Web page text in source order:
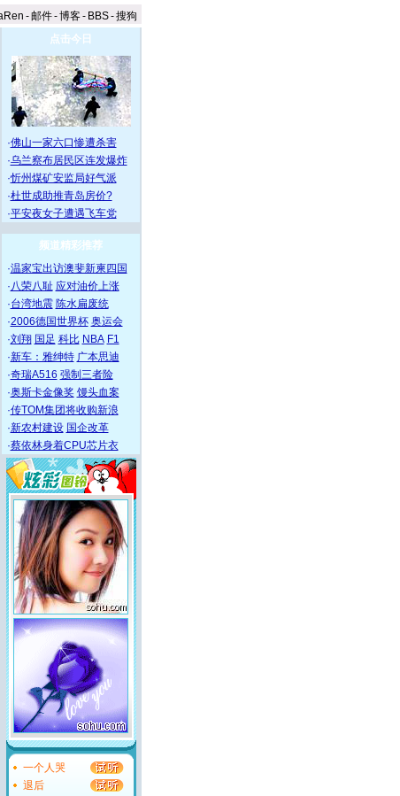
-邮件-博客- BBS-搜狗
点击今日
·佛山一家六口惨遭杀害
·乌兰察布居民区连发爆炸
·忻州煤矿安监局好气派
·杜世成助推青岛房价?
·平安夜女子遭遇飞车党
频道精彩推荐
·温家宝出访澳斐新柬四国
·八荣八耻 应对油价上涨
·台湾地震 陈水扁废统
·2006德国世界杯 奥运会
·刘翔 国足 科比 NBA F1
·新车：雅绅特 广本思迪
·奇瑞A516 强制三者险
·奥斯卡金像奖 馒头血案
·传TOM集团将收购新浪
·新农村建设 国企改革
·蔡依林身着CPU芯片衣
一个人哭
退后